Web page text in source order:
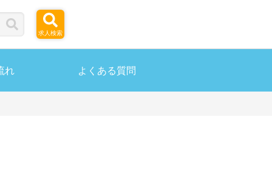
求人検索
れ よくある質問